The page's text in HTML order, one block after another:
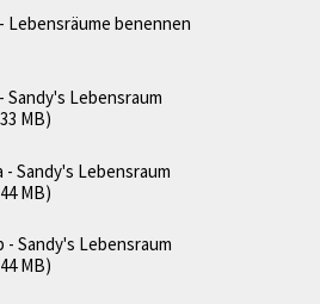
benennen
Lebensraum
MB)
Sandy's Lebensraum
MB)
Sandy's Lebensraum
MB)